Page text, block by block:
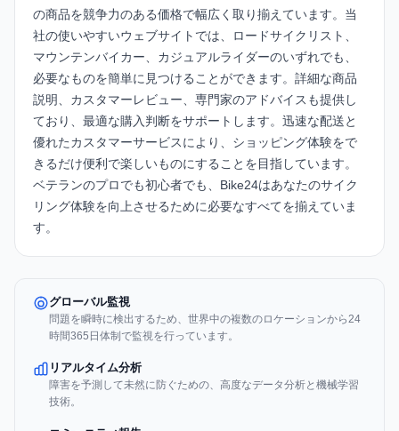
の商品を競争力のある価格で幅広く取り揃えています。 当
社の使いやすいウェブサイト では、ロードサイクリスト、
マウンテンバイカー、カジュアルライダーのいずれでも、
必要なものを簡単に見つけることができます。詳細な商品
説明、カスタマーレビュー、専門家のアドバイスも提供し
ており、最適な購入判断をサポートします。迅速な配送と
優れたカスタマーサービスにより、ショッピング体験をで
きるだけ便利で楽しいものにすることを目指しています。
ベテランのプロでも初心者でも、Bike24はあなたのサイク
リング体験を向上させるために必要なすべてを揃えていま
す。
グローバル監視
問題を瞬時に検出するため、世界中の複数のロケーションから24
時間365日体制で監視を行っています。
リアルタイム分析
障害を予測して未然に防ぐための、高度なデータ分析と機械学習
技術。